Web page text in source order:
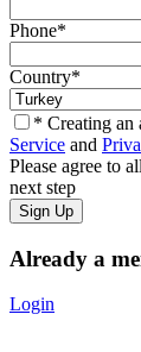
Phone*
Country*
* Creating an
Service and
Please agree to
next step
Already a
Login